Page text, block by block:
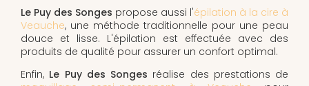
Le Puy des Songes propose aussi l'épilation à la cire à
Veauche, une méthode traditionnelle pour une peau
douce et lisse. L'épilation est effectuée avec des
produits de qualité pour assurer un confort optimal.
Enfin, Le Puy des Songes réalise des prestations de